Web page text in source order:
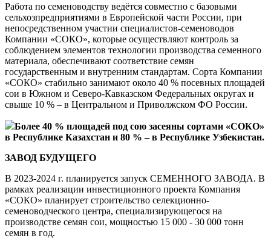
Работа по семеноводству ведётся совместно с базовыми
сельхозпредприятиями в Европейской части России, при
непосредственном участии специалистов-семеноводов
Компании «СОКО», которые осуществляют контроль за
соблюдением элементов технологии производства семенного
материала, обеспечивают соответствие семян
государственным и внутренним стандартам. Сорта Компании
«СОКО» стабильно занимают около 40 % посевных площадей
сои в Южном и Северо-Кавказском Федеральных округах и
свыше 10 % – в Центральном и Приволжском ФО России.
Более 40 % площадей под сою засеяны сортами «СОКО»
в Республике Казахстан и 80 % – в Республике Узбекистан.
ЗАВОД БУДУЩЕГО
В 2023-2024 г. планируется запуск СЕМЕННОГО ЗАВОДА. В
рамках реализации инвестиционного проекта Компания
«СОКО» планирует строительство селекционно-
семеноводческого центра, специализирующегося на
производстве семян сои, мощностью 15 000 - 30 000 тонн
семян в год.